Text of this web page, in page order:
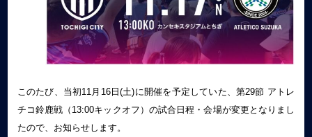
このたび、当初11月16日(土)に開催を予定していた、第29節 アトレ
チコ鈴鹿戦（13:00キックオフ）の試合日程・会場が変更となりまし
たので、お知らせします。